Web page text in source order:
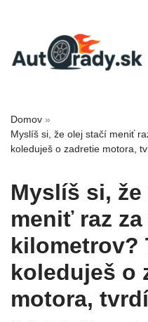
Domov »
Myslíš si, že olej stačí meniť
koleduješ o zadretie motora,
Myslíš si,
meniť raz
kilometrov?
koleduješ o
motora,